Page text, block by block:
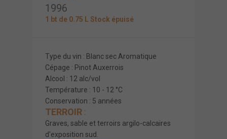
1996
1 bt de 0.75 L Stock épuisé
Type du vin : Blanc sec Aromatique
Cépage : Pinot Auxerrois
Alcool : 12 alc/vol
Température : 10 - 12 °C
Conservation : 5 années
TERROIR :
Graves, sable et terroirs argilo-calcaires
d'exposition sud.